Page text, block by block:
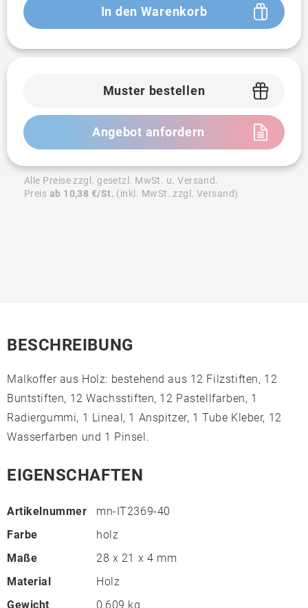
In den Warenkorb
Muster bestellen
Angebot anfordern
Alle Preise zzgl. gesetzl. MwSt. u. Versand.
Preis ab 10,38 €/St. (inkl. MwSt. zzgl. Versand)
BESCHREIBUNG
Malkoffer aus Holz: bestehend aus 12 Filzstiften, 12
Buntstiften, 12 Wachsstiften, 12 Pastellfarben, 1
Radiergummi, 1 Lineal, 1 Anspitzer, 1 Tube Kleber, 12
Wasserfarben und 1 Pinsel.
EIGENSCHAFTEN
Artikelnummer
mn-IT2369-40
Farbe
holz
Maße
28 x 21 x 4 mm
Material
Holz
Gewicht
0,609 kg